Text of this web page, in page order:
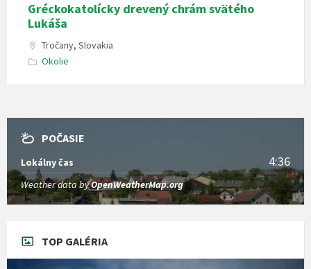
Gréckokatolícky drevený chrám svätého
Lukáša
Tročany, Slovakia
Okolie
POČASIE
Lokálny čas 4:36
Weather data byOpenWeatherMap.org
TOP GALÉRIA